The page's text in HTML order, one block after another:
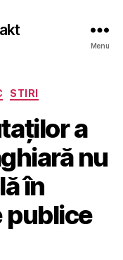
Menu
STIRI
a
nu
în
publice